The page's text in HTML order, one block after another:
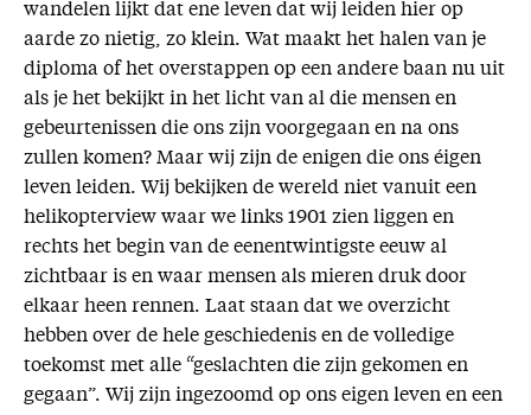
wandelen lijkt dat ene leven dat wij leiden hier op
aarde zo nietig, zo klein. Wat maakt het halen van je
diploma of het overstappen op een andere baan nu uit
als je het bekijkt in het licht van al die mensen en
gebeurtenissen die ons zijn voorgegaan en na ons
zullen komen? Maar wij zijn de enigen die ons éigen
leven leiden. Wij bekijken de wereld niet vanuit een
helikopterview waar we links 1901 zien liggen en
rechts het begin van de eenentwintigste eeuw al
zichtbaar is en waar mensen als mieren druk door
elkaar heen rennen. Laat staan dat we overzicht
hebben over de hele geschiedenis en de volledige
toekomst met alle “geslachten die zijn gekomen en
gegaan”. Wij zijn ingezoomd op ons eigen leven en een